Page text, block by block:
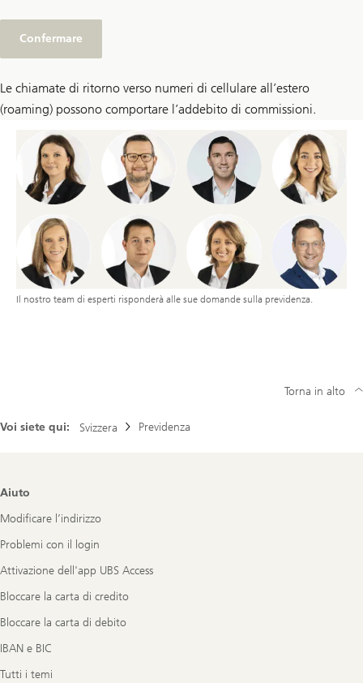
Confermare
Le chiamate di ritorno verso numeri di cellulare all’estero
(roaming) possono comportare l’addebito di commissioni.
Il nostro team di esperti risponderà alle sue domande sulla previdenza.
Voi siete qui: Svizzera Previdenza
Torna in alto
Footer
Aiuto
Modificare l’indirizzo
Problemi con il login
Attivazione dell'app UBS Access
Bloccare la carta di credito
Bloccare la carta di debito
IBAN e BIC
Tutti i temi